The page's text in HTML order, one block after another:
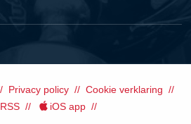
Privacy policy
Cookie verklaring
RSS
iOS app